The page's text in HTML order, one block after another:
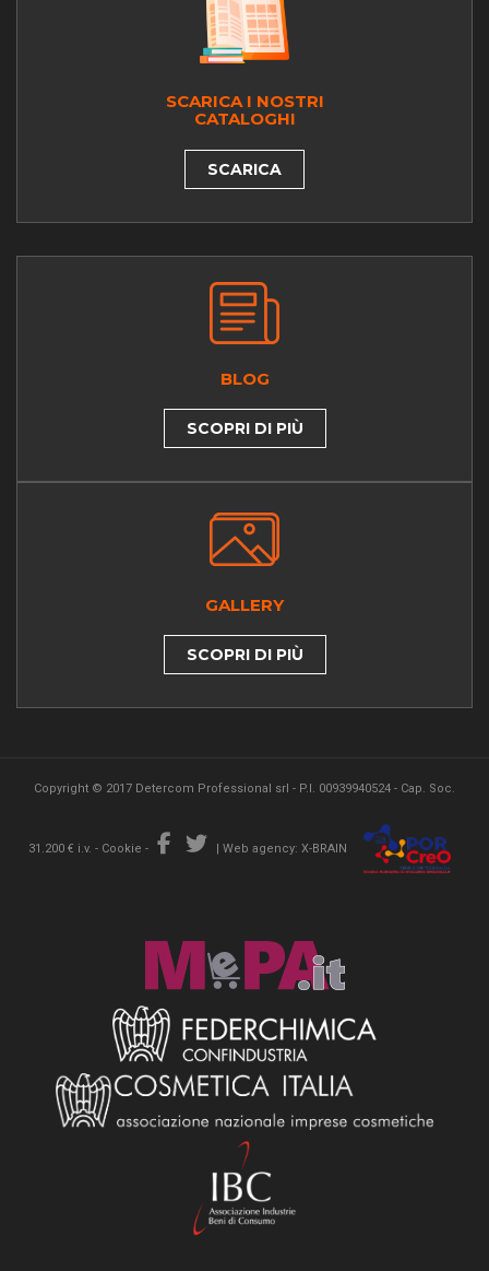
SCARICA I NOSTRI
CATALOGHI
SCARICA
BLOG
SCOPRI DI PIÙ
GALLERY
SCOPRI DI PIÙ
Copyright © 2017 Detercom Professional srl - P.I. 00939940524 - Cap. Soc.
31.200 € i.v. - Cookie - | Web agency: X-BRAIN